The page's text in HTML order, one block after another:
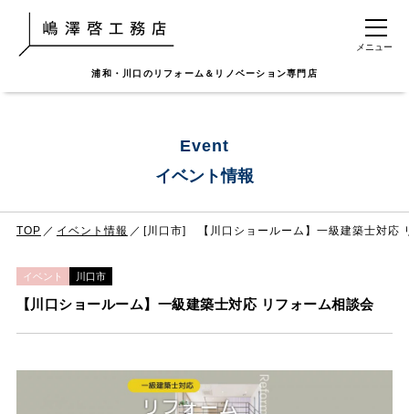
浦和・川口のリフォーム＆リノベーション専門店
メニュー
Event
イベント情報
TOP イベント情報 [川口市] 【川口ショールーム】一級建築士対応
イベント 川口市
【川口ショールーム】一級建築士対応 リフォーム相談会